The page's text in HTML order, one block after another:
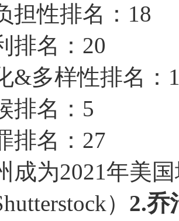
担性排名：18
排名：20
&多样性排名：
排名：5
排名：27
成为2021年美
） 2.乔